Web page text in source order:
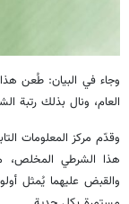
وجاء في البيان: طُعن
العام، ونال بذلك رتبة
وقدّم مركز المعلومات
هذا الشرطي المخلص،
والقبض عليهما يُمثل